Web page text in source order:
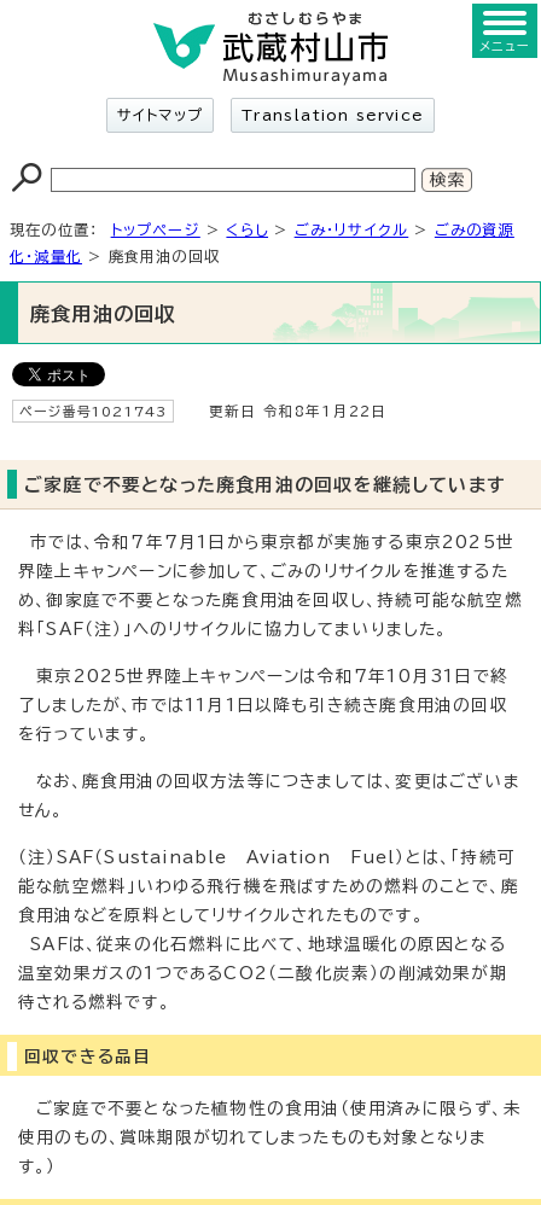
サイトマップ Translation service
メニュー
現在の位置： トップページ > くらし > ごみ・リサイクル > ごみの資源
化・減量化
> 廃食用油の回収
廃食用油の回収
ページ番号1021743 更新日 令和8年1月22日
ご家庭で不要となった廃食用油の回収を継続しています
市では、令和7年7月1日から東京都が実施する東京2025世
界陸上キャンペーンに参加して、ごみのリサイクルを推進するた
め、御家庭で不要となった廃食用油を回収し、持続可能な航空燃
料「SAF（注）」へのリサイクルに協力してまいりました。
東京2025世界陸上キャンペーンは令和7年10月31日で終
了しましたが、市では11月1日以降も引き続き廃食用油の回収
を行っています。
なお、廃食用油の回収方法等につきましては、変更はございま
せん。
（注）SAF（Sustainable Aviation Fuel）とは、「持続可
能な航空燃料」いわゆる飛行機を飛ばすための燃料のことで、廃
食用油などを原料としてリサイクルされたものです。
SAFは、従来の化石燃料に比べて、地球温暖化の原因となる
温室効果ガスの1つであるCO2（二酸化炭素）の削減効果が期
待される燃料です。
回収できる品目
ご家庭で不要となった植物性の食用油（使用済みに限らず、未
使用のもの、賞味期限が切れてしまったものも対象となりま
す。）